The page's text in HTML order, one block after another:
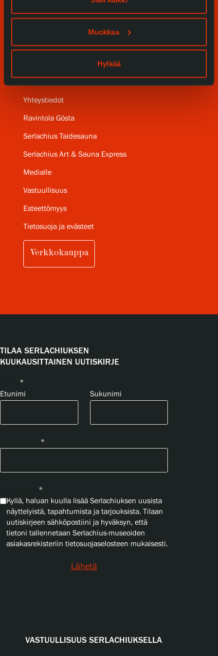
Muokkaa
Hylkää
Kokoelmat ja museo
SERLACHIUS+
Yhteystiedot
Ravintola Gösta
Serlachius Taidesauna
Serlachius Art & Sauna Express
Medialle
Vastuullisuus
Esteettömyys
Tietosuoja ja evästeet
Verkkokauppa
TILAA SERLACHIUKSEN
KUUKAUSITTAINEN UUTISKIRJE
*
Etunimi
Sukunimi
*
*
Kyllä, haluan kuulla lisää Serlachiuksen uusista
näyttelyistä, tapahtumista ja tarjouksista. Tilaan
uutiskirjeen sähköpostiini ja hyväksyn, että
tietoni tallennetaan Serlachius-museoiden
asiakasrekisteriin tietosuojaselosteen mukaisesti.
Lähetä
VASTUULLISUUS SERLACHIUKSELLA